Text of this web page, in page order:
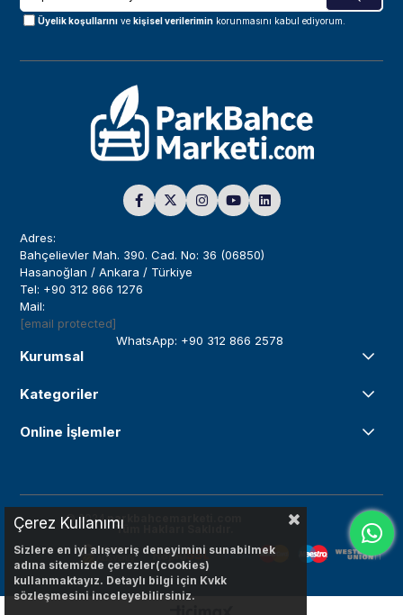
Üyelik koşullarını vekişisel verilerimin korunmasını kabul ediyorum.
Adres:
Bahçelievler Mah. 390. Cad. No: 36 (06850)
Hasanoğlan / Ankara / Türkiye
Tel: +90 312 866 1276
Mail:
[email protected]
WhatsApp: +90 312 866 2578
Kurumsal
Kategoriler
Online İşlemler
© 2024parkbahcemarketi.com
Tüm Hakları Saklıdır.
Çerez Kullanımı
Sizlere en iyi alışveriş deneyimini sunabilmek
adına sitemizde çerezler(cookies)
kullanmaktayız. Detaylı bilgi için Kvkk
sözleşmesini inceleyebilirsiniz.